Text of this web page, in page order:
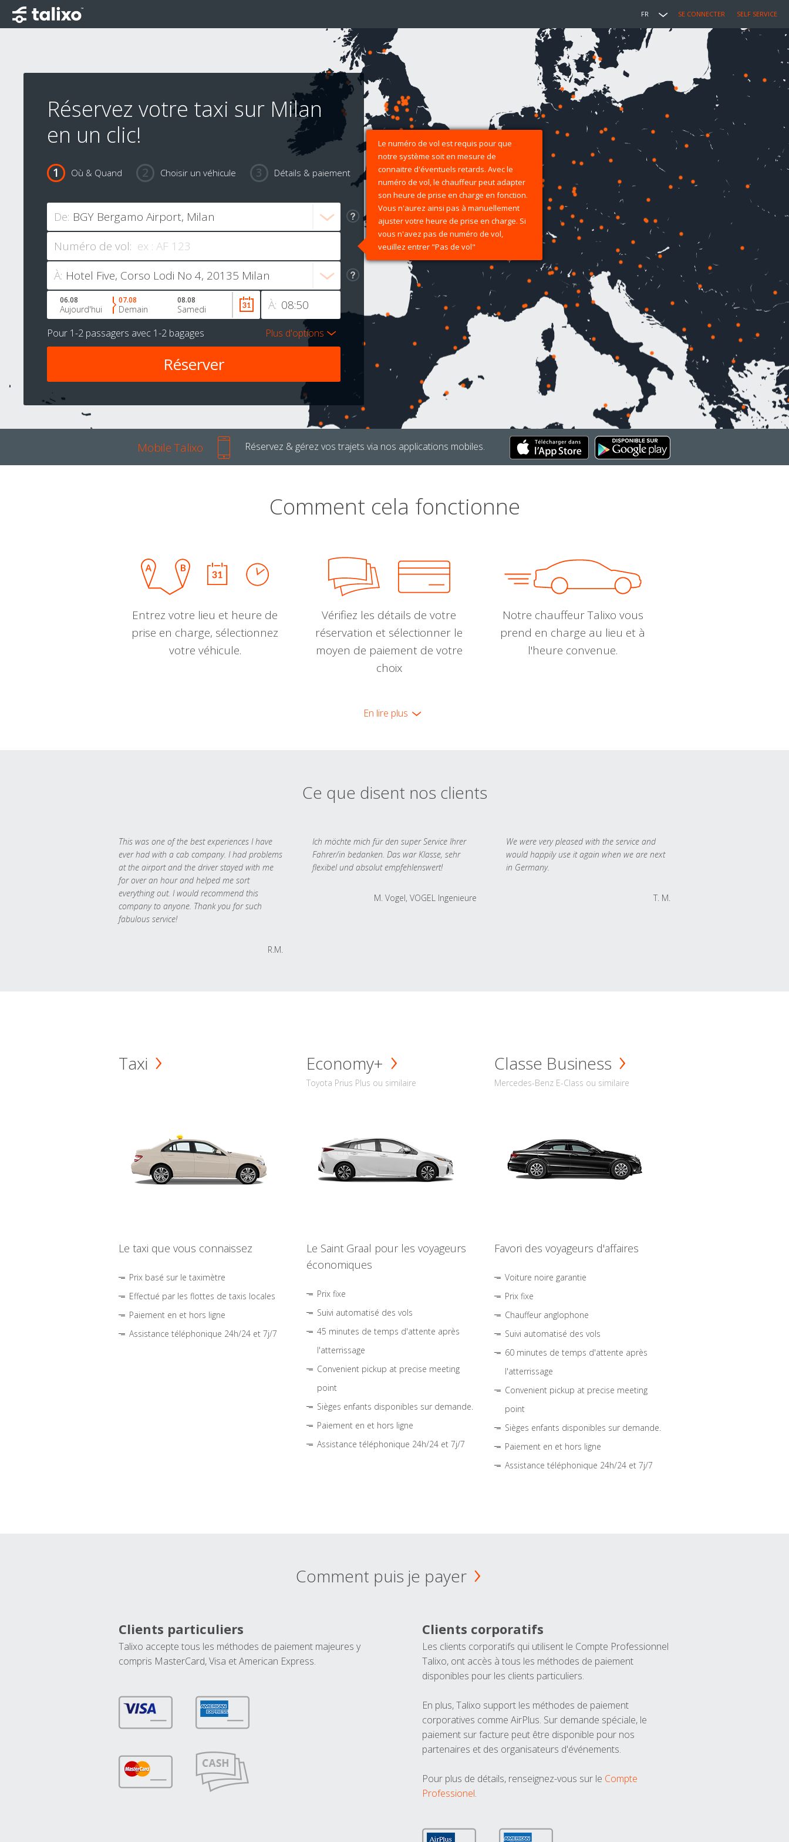
FR SE CONNECTER SELF SERVICE
Réservez votre taxi sur Milan
en un clic!
Où & Quand Choisir un véhicule Détails & paiement
De:
Numéro de vol:
Le numéro de vol est requis pour que
notre système soit en mesure de
connaitre d'éventuels retards. Avec le
numéro de vol, le chauffeur peut adapter
son heure de prise en charge en fonction.
Vous n'aurez ainsi pas à manuellement
ajuster votre heure de prise en charge. Si
vous n'avez pas de numéro de vol,
veuillez entrer "Pas de vol"
À:
À:
06.08
Aujourd'hui
07.08
Demain
08.08
Samedi
Pour 1-2 passagers avec 1-2 bagages Plus d'options
Mobile Talixo Réservez & gérez vos trajets via nos applications mobiles.
Comment cela fonctionne
Entrez votre lieu et heure de
prise en charge, sélectionnez
votre véhicule.
Vérifiez les détails de votre
réservation et sélectionner le
moyen de paiement de votre
choix
Notre chauffeur Talixo vous
prend en charge au lieu et à
l'heure convenue.
En lire plus
Ce que disent nos clients
This was one of the best experiences I have
ever had with a cab company. I had problems
at the airport and the driver stayed with me
for over an hour and helped me sort
everything out. I would recommend this
company to anyone. Thank you for such
fabulous service!
R.M.
Ich möchte mich für den super Service Ihrer
Fahrer/in bedanken. Das war Klasse, sehr
flexibel und absolut empfehlenswert!
M. Vogel, VOGEL Ingenieure
We were very pleased with the service and
would happily use it again when we are next
in Germany.
T. M.
Taxi
Le taxi que vous connaissez
Prix basé sur le taximètre
Effectué par les flottes de taxis locales
Paiement en et hors ligne
Assistance téléphonique 24h/24 et 7j/7
Economy+
Toyota Prius Plus ou similaire
Le Saint Graal pour les voyageurs
économiques
Prix fixe
Suivi automatisé des vols
45 minutes de temps d'attente après
l'atterrissage
Convenient pickup at precise meeting
point
Sièges enfants disponibles sur demande.
Paiement en et hors ligne
Assistance téléphonique 24h/24 et 7j/7
Classe Business
Mercedes-Benz E-Class ou similaire
Favori des voyageurs d'affaires
Voiture noire garantie
Prix fixe
Chauffeur anglophone
Suivi automatisé des vols
60 minutes de temps d'attente après
l'atterrissage
Convenient pickup at precise meeting
point
Sièges enfants disponibles sur demande.
Paiement en et hors ligne
Assistance téléphonique 24h/24 et 7j/7
Comment puis je payer
Clients particuliers
Talixo accepte tous les méthodes de paiement majeures y
compris MasterCard, Visa et American Express.
Clients corporatifs
Les clients corporatifs qui utilisent le Compte Professionnel
Talixo, ont accès à tous les méthodes de paiement
disponibles pour les clients particuliers.
En plus, Talixo support les méthodes de paiement
corporatives comme AirPlus. Sur demande spéciale, le
paiement sur facture peut être disponible pour nos
partenaires et des organisateurs d'événements.
Pour plus de détails, renseignez-vous sur le Compte
Professionel.